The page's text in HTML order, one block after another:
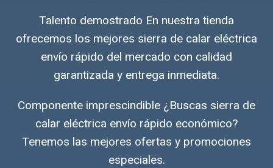
Talento demostrado En nuestra tienda
ofrecemos los mejores sierra de calar eléctrica
envío rápido del mercado con calidad
garantizada y entrega inmediata.
Componente imprescindible ¿Buscas sierra de
calar eléctrica envío rápido económico?
Tenemos las mejores ofertas y promociones
especiales.